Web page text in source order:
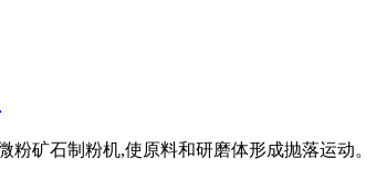
矿石制粉机,使原料和研磨体形成抛落运动